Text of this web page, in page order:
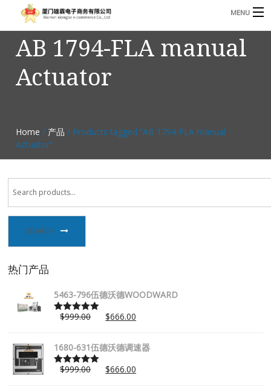
MENU
3221366881@qq.com Phone: +86 17750010683
首页
资讯
联系我们
AB 1794-FLA manual
Actuator
Home / 产品 / Products tagged “AB 1794-FLA manual
Actuator”
SEARCH
热门产品
5463-796伍德沃德WOODWARD
Rated5.00
$999.00 $666.00
1680-631伍德沃德调速器
Rated5.00
$999.00 $666.00